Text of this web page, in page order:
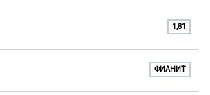
1,81
ФИАНИТ